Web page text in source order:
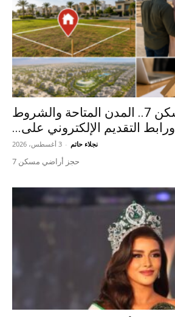
حجز أراضي مسكن 7.. المدن المتاحة والشروط
ورابط التقديم الإلكتروني على...
نجلاء حاتم - 3 أغسطس، 2026
حجز أراضي مسكن 7